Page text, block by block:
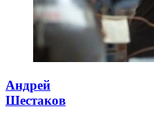
Андрей
Шестаков